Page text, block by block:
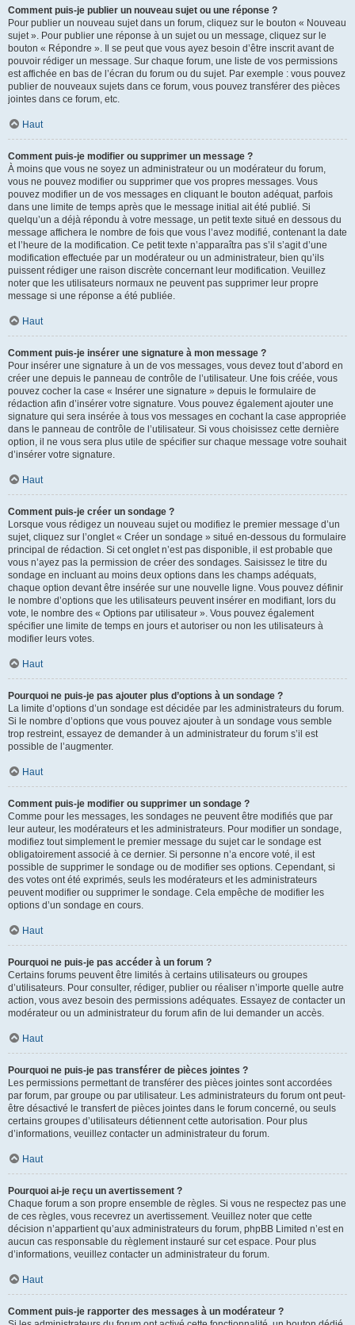
Comment puis-je publier un nouveau sujet ou une réponse ?
Pour publier un nouveau sujet dans un forum, cliquez sur le bouton « Nouveau
sujet ». Pour publier une réponse à un sujet ou un message, cliquez sur le
bouton « Répondre ». Il se peut que vous ayez besoin d’être inscrit avant de
pouvoir rédiger un message. Sur chaque forum, une liste de vos permissions
est affichée en bas de l’écran du forum ou du sujet. Par exemple : vous pouvez
publier de nouveaux sujets dans ce forum, vous pouvez transférer des pièces
jointes dans ce forum, etc.
Haut
Comment puis-je modifier ou supprimer un message ?
À moins que vous ne soyez un administrateur ou un modérateur du forum,
vous ne pouvez modifier ou supprimer que vos propres messages. Vous
pouvez modifier un de vos messages en cliquant le bouton adéquat, parfois
dans une limite de temps après que le message initial ait été publié. Si
quelqu’un a déjà répondu à votre message, un petit texte situé en dessous du
message affichera le nombre de fois que vous l’avez modifié, contenant la date
et l’heure de la modification. Ce petit texte n’apparaîtra pas s’il s’agit d’une
modification effectuée par un modérateur ou un administrateur, bien qu’ils
puissent rédiger une raison discrète concernant leur modification. Veuillez
noter que les utilisateurs normaux ne peuvent pas supprimer leur propre
message si une réponse a été publiée.
Haut
Comment puis-je insérer une signature à mon message ?
Pour insérer une signature à un de vos messages, vous devez tout d’abord en
créer une depuis le panneau de contrôle de l’utilisateur. Une fois créée, vous
pouvez cocher la case « Insérer une signature » depuis le formulaire de
rédaction afin d’insérer votre signature. Vous pouvez également ajouter une
signature qui sera insérée à tous vos messages en cochant la case appropriée
dans le panneau de contrôle de l’utilisateur. Si vous choisissez cette dernière
option, il ne vous sera plus utile de spécifier sur chaque message votre souhait
d’insérer votre signature.
Haut
Comment puis-je créer un sondage ?
Lorsque vous rédigez un nouveau sujet ou modifiez le premier message d’un
sujet, cliquez sur l’onglet « Créer un sondage » situé en-dessous du formulaire
principal de rédaction. Si cet onglet n’est pas disponible, il est probable que
vous n’ayez pas la permission de créer des sondages. Saisissez le titre du
sondage en incluant au moins deux options dans les champs adéquats,
chaque option devant être insérée sur une nouvelle ligne. Vous pouvez définir
le nombre d’options que les utilisateurs peuvent insérer en modifiant, lors du
vote, le nombre des « Options par utilisateur ». Vous pouvez également
spécifier une limite de temps en jours et autoriser ou non les utilisateurs à
modifier leurs votes.
Haut
Pourquoi ne puis-je pas ajouter plus d’options à un sondage ?
La limite d’options d’un sondage est décidée par les administrateurs du forum.
Si le nombre d’options que vous pouvez ajouter à un sondage vous semble
trop restreint, essayez de demander à un administrateur du forum s’il est
possible de l’augmenter.
Haut
Comment puis-je modifier ou supprimer un sondage ?
Comme pour les messages, les sondages ne peuvent être modifiés que par
leur auteur, les modérateurs et les administrateurs. Pour modifier un sondage,
modifiez tout simplement le premier message du sujet car le sondage est
obligatoirement associé à ce dernier. Si personne n’a encore voté, il est
possible de supprimer le sondage ou de modifier ses options. Cependant, si
des votes ont été exprimés, seuls les modérateurs et les administrateurs
peuvent modifier ou supprimer le sondage. Cela empêche de modifier les
options d’un sondage en cours.
Haut
Pourquoi ne puis-je pas accéder à un forum ?
Certains forums peuvent être limités à certains utilisateurs ou groupes
d’utilisateurs. Pour consulter, rédiger, publier ou réaliser n’importe quelle autre
action, vous avez besoin des permissions adéquates. Essayez de contacter un
modérateur ou un administrateur du forum afin de lui demander un accès.
Haut
Pourquoi ne puis-je pas transférer de pièces jointes ?
Les permissions permettant de transférer des pièces jointes sont accordées
par forum, par groupe ou par utilisateur. Les administrateurs du forum ont peut-
être désactivé le transfert de pièces jointes dans le forum concerné, ou seuls
certains groupes d’utilisateurs détiennent cette autorisation. Pour plus
d’informations, veuillez contacter un administrateur du forum.
Haut
Pourquoi ai-je reçu un avertissement ?
Chaque forum a son propre ensemble de règles. Si vous ne respectez pas une
de ces règles, vous recevrez un avertissement. Veuillez noter que cette
décision n’appartient qu’aux administrateurs du forum, phpBB Limited n’est en
aucun cas responsable du règlement instauré sur cet espace. Pour plus
d’informations, veuillez contacter un administrateur du forum.
Haut
Comment puis-je rapporter des messages à un modérateur ?